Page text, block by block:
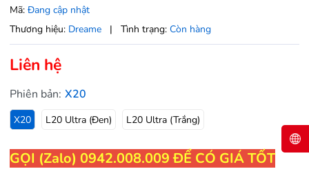
Mã: Đang cập nhật
Thương hiệu: Dreame | Tình trạng: Còn hàng
Liên hệ
Phiên bản: X20
X20 L20 Ultra (Đen) L20 Ultra (Trắng)
GỌI (Zalo) 0942.008.009 ĐỂ CÓ GIÁ TỐT